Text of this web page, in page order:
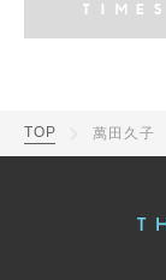
TOP 萬田久子